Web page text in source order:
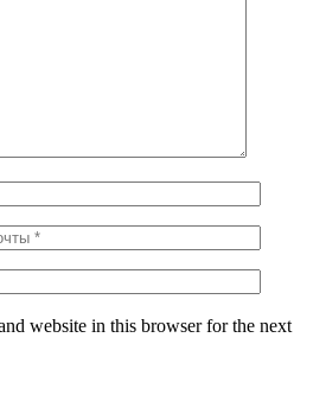
website in this browser for the next